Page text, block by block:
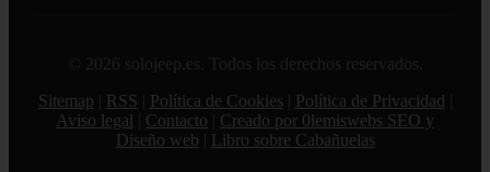
© 2026 solojeep.es. Todos los derechos reservados.
Sitemap
RSS Política de Cookies Política de Privacidad
Aviso legal
Contacto
Creado por 0lemiswebs SEO y
Diseño web
Libro sobre Cabañuelas